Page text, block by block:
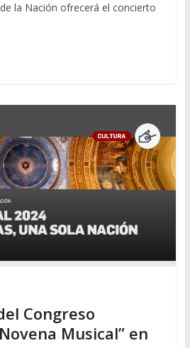
la Nación ofrecerá el concierto
Congreso
Musical” en